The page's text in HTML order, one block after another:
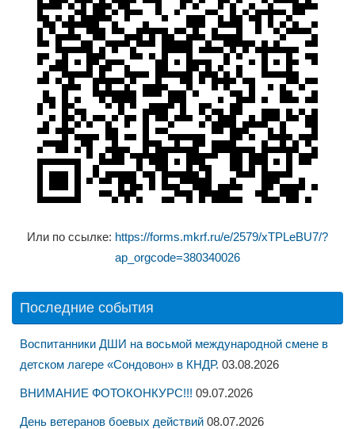
Или по ссылке: https://forms.mkrf.ru/e/2579/xTPLeBU7/?
ap_orgcode=380340026
Последние события
Воспитанники ДШИ на восьмой международной смене в
детском лагере «Сондовон» в КНДР. 03.08.2026
ВНИМАНИЕ ФОТОКОНКУРС!!! 09.07.2026
День ветеранов боевых действий 08.07.2026